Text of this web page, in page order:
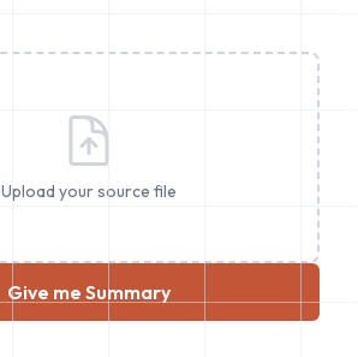
Upload your source file
Give me Summary